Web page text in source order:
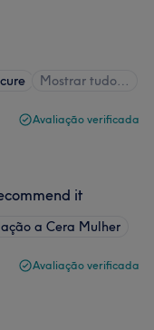
Mostrar tudo…
Avaliação verificada
it
a Cera Mulher
Avaliação verificada